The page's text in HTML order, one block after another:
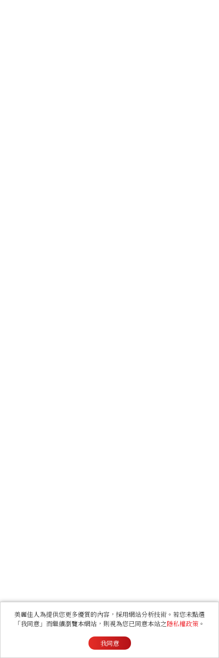
美麗佳人為提供您更多優質的內容，採用網站分析技術。若您未點選
「我同意」而繼續瀏覽本網站，則視為您已同意本站之隱私權政策 。
我同意